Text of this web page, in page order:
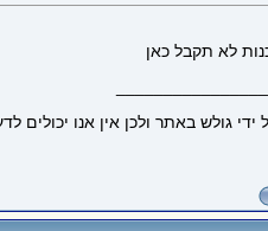
לא תקבל כאן